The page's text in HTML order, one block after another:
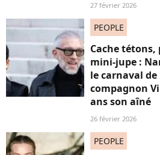
27 février 2026
PEOPLE
Cache
mini-jupe :
le carnaval de
compagnon
ans son aîné
26 février 2026
PEOPLE